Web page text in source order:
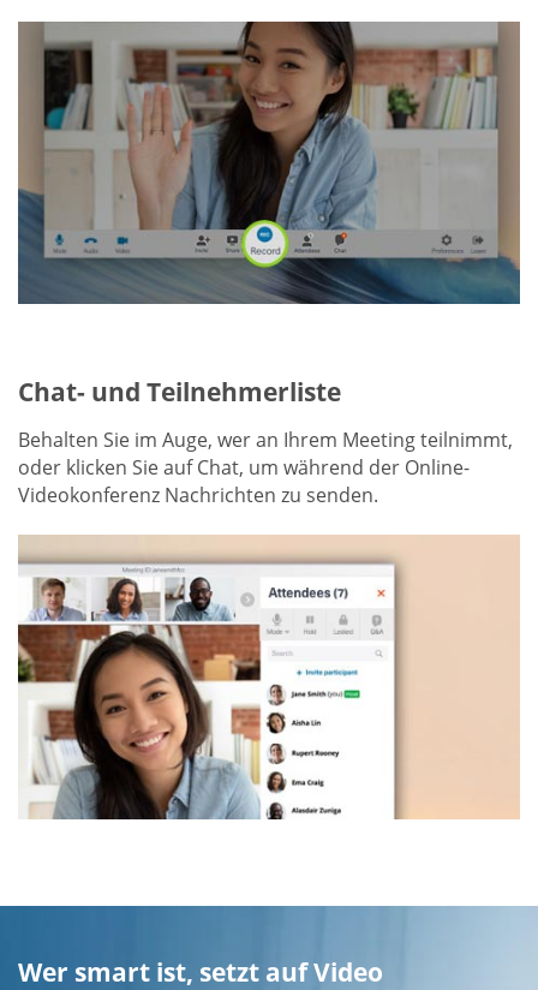
Chat- und Teilnehmerliste
Behalten Sie im Auge, wer an Ihrem Meeting teilnimmt,
oder klicken Sie auf Chat, um während der Online-
Videokonferenz Nachrichten zu senden.
Wer smart ist, setzt auf Video